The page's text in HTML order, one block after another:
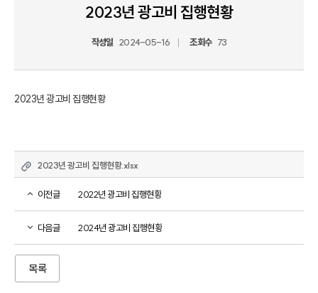
2023년 광고비 집행현황
작성일 2024-05-16 조회수 73
2023년 광고비 집행현황
2023년 광고비 집행현황.xlsx
이전글 2022년 광고비 집행현황
다음글 2024년 광고비 집행현황
목록